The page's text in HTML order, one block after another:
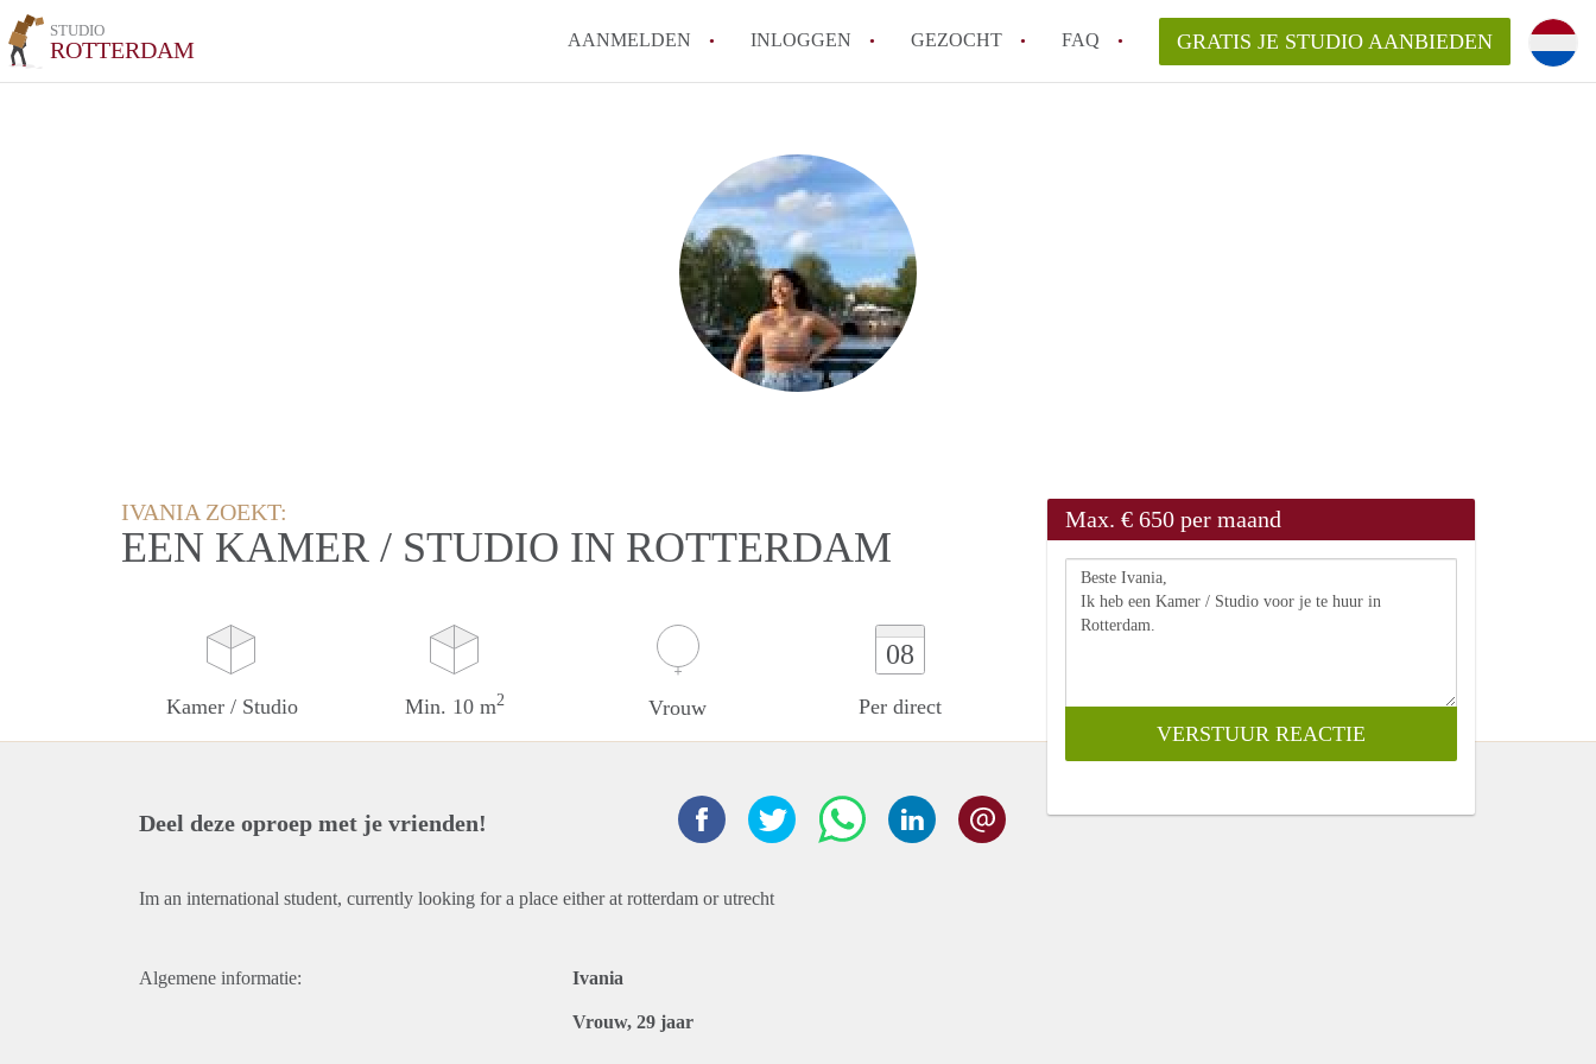
STUDIO
ROTTERDAM AANMELDEN INLOGGEN GEZOCHT FAQ
Wat is StudiosRotterdam?
Wat is de privacyverklaring van StudiosRotterdam?
Is StudiosRotterdam verantwoordelijk voor de aangeboden Studio / Studio's
in Rotterdam?
Alle veelgestelde vragen
GRATIS JE STUDIO AANBIEDEN
IVANIA ZOEKT:
EEN KAMER / STUDIO IN ROTTERDAM
Kamer / Studio Min. 10 m2 Vrouw
08
Per direct
Max. € 650 per maand
Deel deze oproep met je vrienden!
Im an international student, currently looking for a place either at rotterdam or utrecht
Algemene informatie: Ivania
Vrouw, 29 jaar